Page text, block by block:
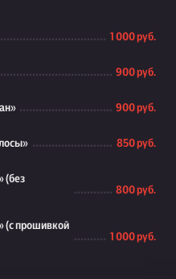
1 000 руб.
900 руб.
900 руб.
850 руб.
(без
800 руб.
(с прошивкой
1 000 руб.